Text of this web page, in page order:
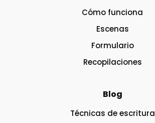
Cómo funciona
Escenas
Formulario
Recopilaciones
Blog
Técnicas de escritura